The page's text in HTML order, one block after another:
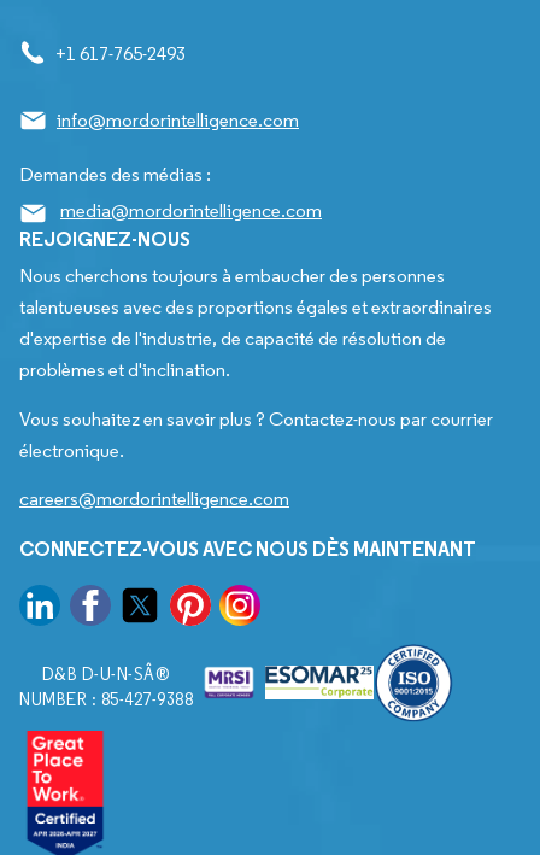
+1 617-765-2493
info@mordorintelligence.com
Demandes des médias :
media@mordorintelligence.com
REJOIGNEZ-NOUS
Nous cherchons toujours à embaucher des personnes
talentueuses avec des proportions égales et extraordinaires
d'expertise de l'industrie, de capacité de résolution de
problèmes et d'inclination.
Vous souhaitez en savoir plus ? Contactez-nous par courrier
électronique.
careers@mordorintelligence.com
CONNECTEZ-VOUS AVEC NOUS DÈS MAINTENANT
D&B D-U-N-SÂ®
NUMBER : 85-427-9388